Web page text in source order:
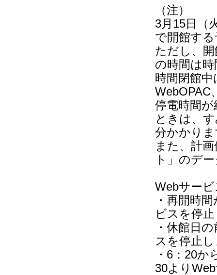
（注）
3月15日（
で開館す
ただし、
の時間は
時間閉館
WebOPAC
停電時間
ときは、
分かかり
また、計
ト」のデ
Webサー
・再開時
ビスを停
・休館日
スを停止
・6：20
30より